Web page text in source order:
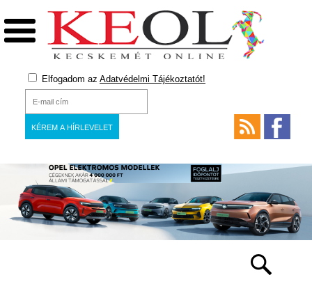
Elfogadom az Adatvédelmi Tájékoztatót!